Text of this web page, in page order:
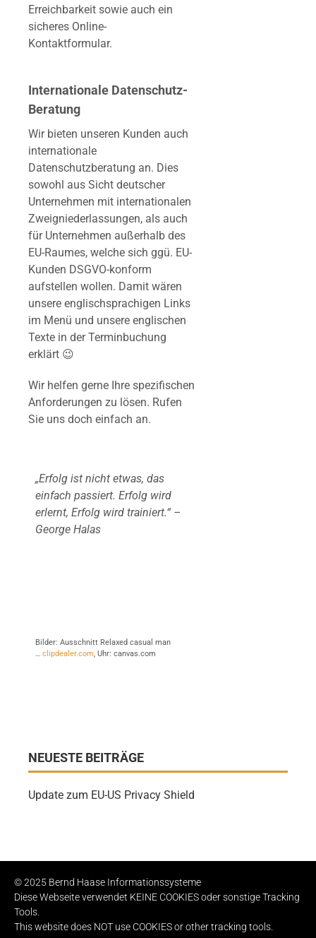
Erreichbarkeit sowie auch ein
sicheres Online-
Kontaktformular.
Internationale Datenschutz-
Beratung
Wir bieten unseren Kunden auch
internationale
Datenschutzberatung an. Dies
sowohl aus Sicht deutscher
Unternehmen mit internationalen
Zweigniederlassungen, als auch
für Unternehmen außerhalb des
EU-Raumes, welche sich ggü. EU-
Kunden DSGVO-konform
aufstellen wollen. Damit wären
unsere englischsprachigen Links
im Menü und unsere englischen
Texte in der Terminbuchung
erklärt 😉
Wir helfen gerne Ihre spezifischen
Anforderungen zu lösen. Rufen
Sie uns doch einfach an.
„Erfolg ist nicht etwas, das
einfach passiert. Erfolg wird
erlernt, Erfolg wird trainiert.“ –
George Halas
Bilder: Ausschnitt Relaxed casual man
… clipdealer.com, Uhr: canvas.com
NEUESTE BEITRÄGE
Update zum EU-US Privacy Shield
© 2025 Bernd Haase Informationssysteme
Diese Webseite verwendet KEINE COOKIES oder sonstige Tracking
Tools.
This website does NOT use COOKIES or other tracking tools.